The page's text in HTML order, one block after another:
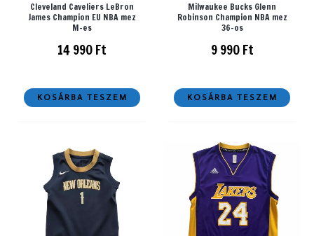
Cleveland Caveliers LeBron
James Champion EU NBA mez
M-es
14 990Ft
KOSÁRBA TESZEM
Milwaukee Bucks Glenn
Robinson Champion NBA mez
36-os
9 990Ft
KOSÁRBA TESZEM